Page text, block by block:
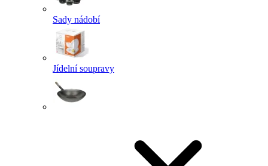
Sady nádobí
Jídelní soupravy